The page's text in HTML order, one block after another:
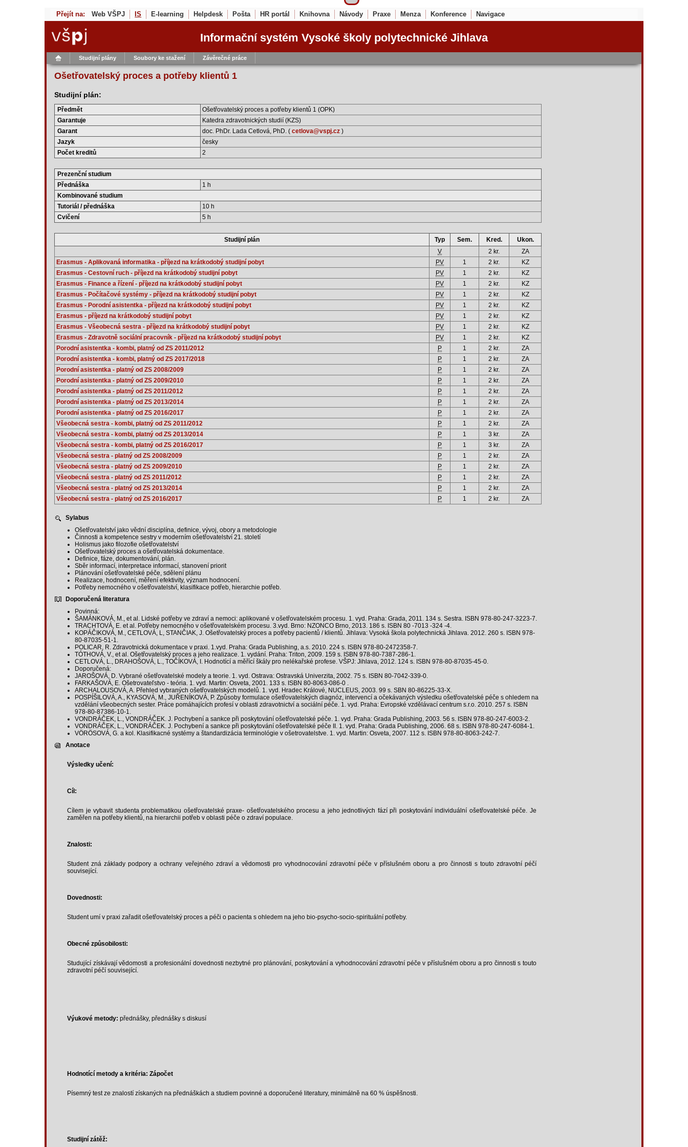
Přejít na: Web VŠPJ IS E-learning Helpdesk Pošta HR portál Knihovna Návody Praxe Menza Konference Navigace
Informační systém Vysoké školy polytechnické Jihlava
Studijní plány Soubory ke stažení Závěrečné práce
Ošetřovatelský proces a potřeby klientů 1
Studijní plán:
Předmět
Ošetřovatelský proces a potřeby klientů 1 (OPK)
Garantuje
Katedra zdravotnických studií (KZS)
Garant
doc. PhDr. Lada Cetlová, PhD. ( cetlova@vspj.cz )
Jazyk
česky
Počet kreditů
2
Prezenční studium
Přednáška
1 h
Kombinované studium
Tutoriál / přednáška
10 h
Cvičení
5 h
Studijní plán Typ Sem. Kred.
Ukon.
V
2 kr.
ZA
Erasmus - Aplikovaná informatika - příjezd na krátkodobý studijní pobyt
PV 1 2 kr.
KZ
Erasmus - Cestovní ruch - příjezd na krátkodobý studijní pobyt
PV 1 2 kr.
KZ
Erasmus - Finance a řízení - příjezd na krátkodobý studijní pobyt
PV 1 2 kr.
KZ
Erasmus - Počítačové systémy - příjezd na krátkodobý studijní pobyt
PV 1 2 kr.
KZ
Erasmus - Porodní asistentka - příjezd na krátkodobý studijní pobyt
PV 1 2 kr.
KZ
Erasmus - příjezd na krátkodobý studijní pobyt
PV 1 2 kr.
KZ
Erasmus - Všeobecná sestra - příjezd na krátkodobý studijní pobyt
PV 1 2 kr.
KZ
Erasmus - Zdravotně sociální pracovník - příjezd na krátkodobý studijní pobyt
PV 1 2 kr.
KZ
Porodní asistentka - kombi, platný od ZS 2011/2012
P 1 2 kr.
ZA
Porodní asistentka - kombi, platný od ZS 2017/2018
P 1 2 kr.
ZA
Porodní asistentka - platný od ZS 2008/2009
P 1 2 kr.
ZA
Porodní asistentka - platný od ZS 2009/2010
P 1 2 kr.
ZA
Porodní asistentka - platný od ZS 2011/2012
P 1 2 kr.
ZA
Porodní asistentka - platný od ZS 2013/2014
P 1 2 kr.
ZA
Porodní asistentka - platný od ZS 2016/2017
P 1 2 kr.
ZA
Všeobecná sestra - kombi, platný od ZS 2011/2012
P 1 2 kr.
ZA
Všeobecná sestra - kombi, platný od ZS 2013/2014
P 1 3 kr.
ZA
Všeobecná sestra - kombi, platný od ZS 2016/2017
P 1 3 kr.
ZA
Všeobecná sestra - platný od ZS 2008/2009
P 1 2 kr.
ZA
Všeobecná sestra - platný od ZS 2009/2010
P 1 2 kr.
ZA
Všeobecná sestra - platný od ZS 2011/2012
P 1 2 kr.
ZA
Všeobecná sestra - platný od ZS 2013/2014
P 1 2 kr.
ZA
Všeobecná sestra - platný od ZS 2016/2017
P 1 2 kr. ZA
Sylabus
Ošetřovatelství jako vědní disciplína, definice, vývoj, obory a metodologie
Činnosti a kompetence sestry v moderním ošetřovatelství 21. století
Holismus jako filozofie ošetřovatelství
Ošetřovatelský proces a ošetřovatelská dokumentace.
Definice, fáze, dokumentování, plán.
Sběr informací, interpretace informací, stanovení priorit
Plánování ošetřovatelské péče, sdělení plánu
Realizace, hodnocení, měření efektivity, význam hodnocení.
Potřeby nemocného v ošetřovatelství, klasifikace potřeb, hierarchie potřeb.
Doporučená literatura
Povinná:
ŠAMÁNKOVÁ, M., et al. Lidské potřeby ve zdraví a nemoci: aplikované v ošetřovatelském procesu. 1. vyd. Praha: Grada, 2011. 134 s. Sestra. ISBN 978-80-247-3223-7.
TRACHTOVÁ, E. et al. Potřeby nemocného v ošetřovatelském procesu. 3.vyd. Brno: NZONCO Brno, 2013. 186 s. ISBN 80 -7013 -324 -4.
KOPÁČIKOVÁ, M., CETLOVÁ, L, STANČIAK, J. Ošetřovatelský proces a potřeby pacientů / klientů. Jihlava: Vysoká škola polytechnická Jihlava. 2012. 260 s. ISBN 978-
80-87035-51-1.
POLICAR, R. Zdravotnická dokumentace v praxi. 1.vyd. Praha: Grada Publishing, a.s. 2010. 224 s. ISBN 978-80-2472358-7.
TÓTHOVÁ, V., et al. Ošetřovatelský proces a jeho realizace. 1. vydání. Praha: Triton, 2009. 159 s. ISBN 978-80-7387-286-1.
CETLOVÁ, L., DRAHOŠOVÁ, L., TOČÍKOVÁ, I. Hodnotící a měřící škály pro nelékařské profese. VŠPJ: Jihlava, 2012. 124 s. ISBN 978-80-87035-45-0.
Doporučená:
JAROŠOVÁ, D. Vybrané ošetřovatelské modely a teorie. 1. vyd. Ostrava: Ostravská Univerzita, 2002. 75 s. ISBN 80-7042-339-0.
FARKAŠOVÁ, E. Ošetrovateľstvo - teória. 1. vyd. Martin: Osveta, 2001. 133 s. ISBN 80-8063-086-0 .
ARCHALOUSOVÁ, A. Přehled vybraných ošetřovatelských modelů. 1. vyd. Hradec Králové, NUCLEUS, 2003. 99 s. SBN 80-86225-33-X.
POSPÍŠILOVÁ, A., KYASOVÁ, M., JUŘENÍKOVÁ, P. Způsoby formulace ošetřovatelských diagnóz, intervencí a očekávaných výsledku ošetřovatelské péče s ohledem na
vzdělání všeobecných sester. Práce pomáhajících profesí v oblasti zdravotnictví a sociální péče. 1. vyd. Praha: Evropské vzdělávací centrum s.r.o. 2010. 257 s. ISBN
978-80-87386-10-1.
VONDRÁČEK, L., VONDRÁČEK. J. Pochybení a sankce při poskytování ošetřovatelské péče. 1. vyd. Praha: Grada Publishing, 2003. 56 s. ISBN 978-80-247-6003-2.
VONDRÁČEK, L., VONDRÁČEK. J. Pochybení a sankce při poskytování ošetřovatelské péče II. 1. vyd. Praha: Grada Publishing, 2006. 68 s. ISBN 978-80-247-6084-1.
VÖRÖSOVÁ, G. a kol. Klasifikacné systémy a štandardizácia terminológie v ošetrovatelstve. 1. vyd. Martin: Osveta, 2007. 112 s. ISBN 978-80-8063-242-7.
Anotace
Výsledky učení:
Cíl:
Cílem je vybavit studenta problematikou ošetřovatelské praxe- ošetřovatelského procesu a jeho jednotlivých fází při poskytování individuální ošetřovatelské péče. Je
zaměřen na potřeby klientů, na hierarchii potřeb v oblasti péče o zdraví populace.
Znalosti:
Student zná základy podpory a ochrany veřejného zdraví a vědomosti pro vyhodnocování zdravotní péče v příslušném oboru a pro činnosti s touto zdravotní péčí
související.
Dovednosti:
Student umí v praxi zařadit ošetřovatelský proces a péči o pacienta s ohledem na jeho bio-psycho-socio-spirituální potřeby.
Obecné způsobilosti:
Studující získávají vědomosti a profesionální dovednosti nezbytné pro plánování, poskytování a vyhodnocování zdravotní péče v příslušném oboru a pro činnosti s touto
zdravotní péčí související.
Výukové metody: přednášky, přednášky s diskusí
Hodnotící metody a kritéria: Zápočet
Písemný test ze znalostí získaných na přednáškách a studiem povinné a doporučené literatury, minimálně na 60 % úspěšnosti.
Studijní zátěž: